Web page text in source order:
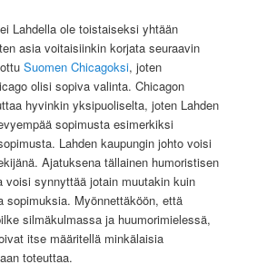
Lahdella ole toistaiseksi yhtään
asia voitaisiinkin korjata seuraavin
Suomen Chicagoksi, joten
olisi sopiva valinta. Chicagon
hyvinkin yksipuoliselta, joten Lahden
sopimusta esimerkiksi
Lahden kaupungin johto voisi
Ajatuksena tällainen humoristisen
voisi synnyttää jotain muutakin kuin
sopimuksia. Myönnettäköön, että
silmäkulmassa ja huumorimielessä,
itse määritellä minkälaisia
toteuttaa.